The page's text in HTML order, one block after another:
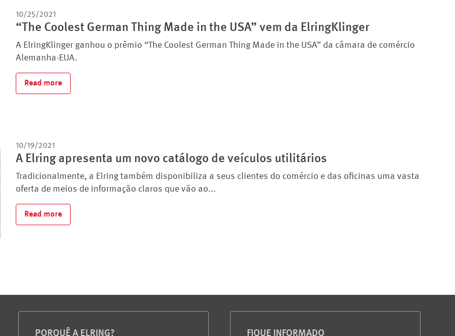
10/25/2021
“The Coolest German Thing Made in the USA” vem da ElringKlinger
A ElringKlinger ganhou o prêmio “The Coolest German Thing Made in the USA” da câmara de comércio
Alemanha-EUA.
Read more
10/19/2021
A Elring apresenta um novo catálogo de veículos utilitários
Tradicionalmente, a Elring também disponibiliza a seus clientes do comércio e das oficinas uma vasta
oferta de meios de informação claros que vão ao...
Read more
PORQUÊ A ELRING? FIQUE INFORMADO